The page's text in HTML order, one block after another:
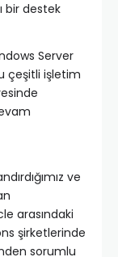
bir destek
Server
çeşitli işletim
ve
arasındaki
şirketlerinde
sorumlu